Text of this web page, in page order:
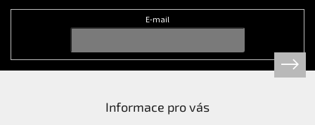
E-mail
Informace pro vás